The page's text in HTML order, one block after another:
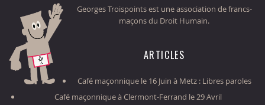
Georges Troispoints est une association de francs-
maçons du Droit Humain.
ARTICLES
Café maçonnique le 16 Juin à Metz : Libres paroles
Café maçonnique à Clermont-Ferrand le 29 Avril